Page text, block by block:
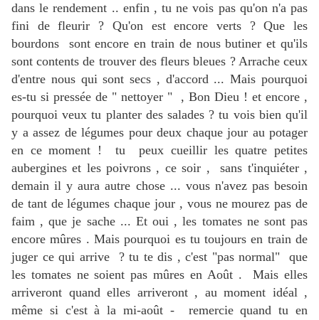
dans le rendement .. enfin , tu ne vois pas qu'on n'a pas
fini de fleurir ? Qu'on est encore verts ? Que les
bourdons sont encore en train de nous butiner et qu'ils
sont contents de trouver des fleurs bleues ? Arrache ceux
d'entre nous qui sont secs , d'accord ... Mais pourquoi
es-tu si pressée de " nettoyer " , Bon Dieu ! et encore ,
pourquoi veux tu planter des salades ? tu vois bien qu'il
y a assez de légumes pour deux chaque jour au potager
en ce moment ! tu peux cueillir les quatre petites
aubergines et les poivrons , ce soir , sans t'inquiéter ,
demain il y aura autre chose ... vous n'avez pas besoin
de tant de légumes chaque jour , vous ne mourez pas de
faim , que je sache ... Et oui , les tomates ne sont pas
encore mûres . Mais pourquoi es tu toujours en train de
juger ce qui arrive ? tu te dis , c'est "pas normal" que
les tomates ne soient pas mûres en Août . Mais elles
arriveront quand elles arriveront , au moment idéal ,
même si c'est à la mi-août - remercie quand tu en